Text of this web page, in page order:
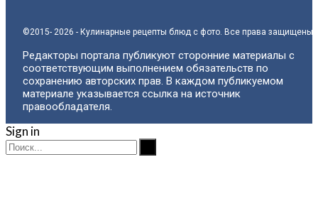
©2015- 2026 - Кулинарные рецепты блюд с фото. Все права защищены.
Редакторы портала публикуют сторонние материалы с
соответствующим выполнением обязательств по
сохранению авторских прав. В каждом публикуемом
материале указывается ссылка на источник
правообладателя.
Sign in